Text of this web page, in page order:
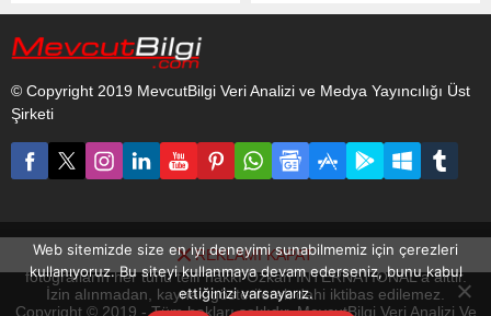
“Decathlon Türkiye’nin En
Hızlısı” atletizm yarışları
başlıyor.
© Copyright 2019 MevcutBilgi Veri Analizi ve Medya Yayıncılığı Üst
Şirketi
www.mevcutbilgi.com internet sitesinde yayınlanan yazı, haber ve
fotoğrafların her türlü telif hakkı Ozkan INTERNATIONAL'a aittir.
İzin alınmadan, kaynak gösterilerek dahi iktibas edilemez.
Copyright © 2019 - Tüm hakları saklıdır. MevcutBilgi Veri Analizi Ve
REKLAMI KAPAT
Web sitemizde size en iyi deneyimi sunabilmemiz için çerezleri
kullanıyoruz. Bu siteyi kullanmaya devam ederseniz, bunu kabul
ettiğinizi varsayarız.